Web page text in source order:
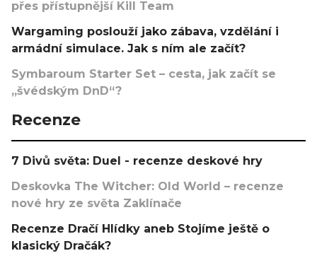
přes přístupnější Kill Team
Wargaming poslouží jako zábava, vzdělání i
armádní simulace. Jak s ním ale začít?
Symbaroum Starter Set – cesta, jak začít se
„švédským DnD“?
Recenze
7 Divů světa: Duel - recenze deskové hry
Deskovka The Witcher: Old World – recenze
nové hry ze světa Zaklínače
Recenze Dračí Hlídky aneb Stojíme ještě o
klasický Dračák?